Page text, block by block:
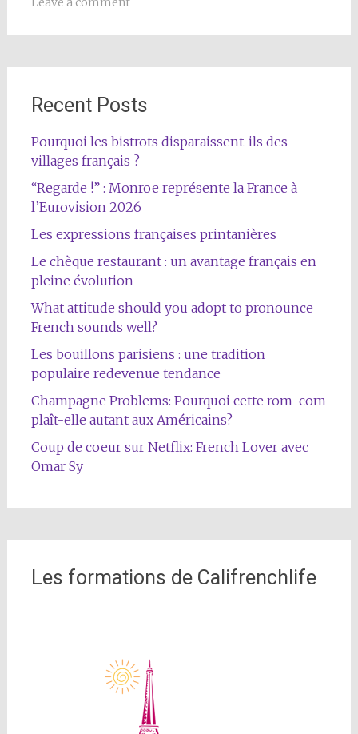
Recent Posts
Pourquoi les bistrots disparaissent-ils des
villages français ?
“Regarde !” : Monroe représente la France à
l’Eurovision 2026
Les expressions françaises printanières
Le chèque restaurant : un avantage français en
pleine évolution
What attitude should you adopt to pronounce
French sounds well?
Les bouillons parisiens : une tradition
populaire redevenue tendance
Champagne Problems: Pourquoi cette rom-com
plaît-elle autant aux Américains?
Coup de coeur sur Netflix: French Lover avec
Omar Sy
Les formations de Califrenchlife